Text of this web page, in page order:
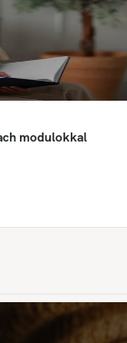
modulokkal